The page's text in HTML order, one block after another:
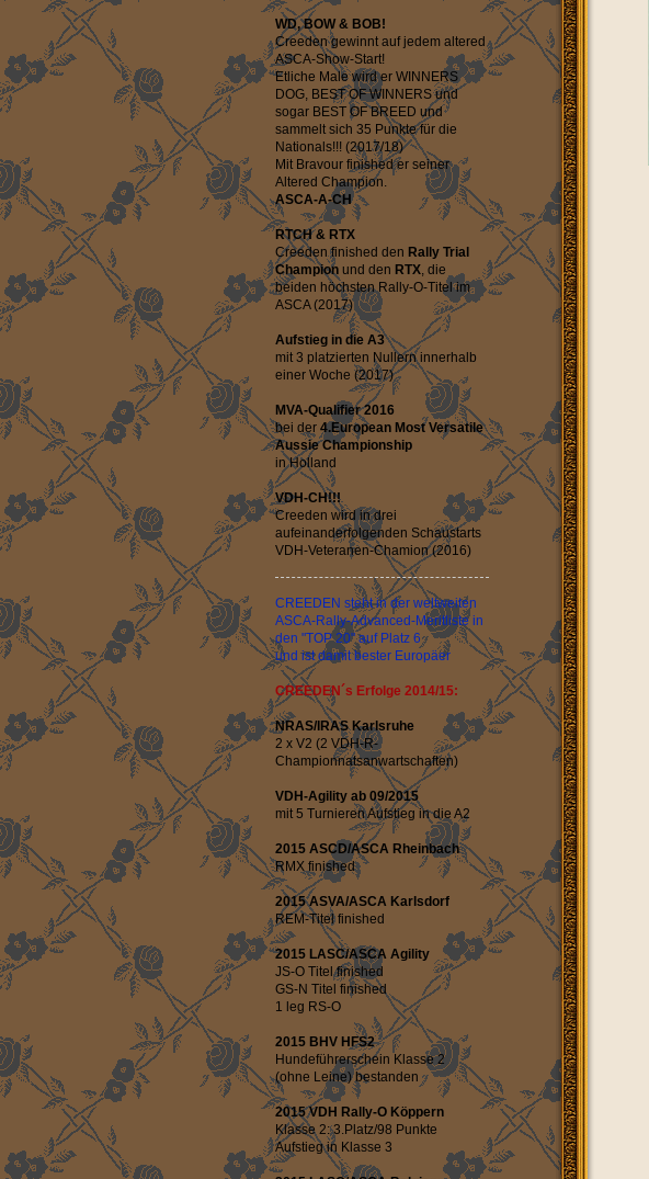
WD, BOW & BOB!
Creeden gewinnt auf jedem altered
ASCA-Show-Start!
Etliche Male wird er WINNERS
DOG, BEST OF WINNERS und
sogar BEST OF BREED und
sammelt sich 35 Punkte für die
Nationals!!! (2017/18)
Mit Bravour finished er seiner
Altered Champion.
ASCA-A-CH
RTCH & RTX
Creeden finished den Rally Trial
Champion und den RTX, die
beiden höchsten Rally-O-Titel im
ASCA (2017)
Aufstieg in die A3
mit 3 platzierten Nullern innerhalb
einer Woche (2017)
MVA-Qualifier 2016
bei der 4.European Most Versatile
Aussie Championship
in Holland
VDH-CH!!!
Creeden wird in drei
aufeinanderfolgenden Schaustarts
VDH-Veteranen-Chamion (2016)
CREEDEN steht in der weltweiten
ASCA-Rally-Advanced-Meritliste in
den "TOP 20" auf Platz 6
und ist damit bester Europäer
CREEDEN´s Erfolge 2014/15:
NRAS/IRAS Karlsruhe
2 x V2 (2 VDH-R-
Championnatsanwartschaften)
VDH-Agility ab 09/2015
mit 5 Turnieren Aufstieg in die A2
2015 ASCD/ASCA Rheinbach
RMX finished
2015 ASVA/ASCA Karlsdorf
REM-Titel finished
2015 LASC/ASCA Agility
JS-O Titel finished
GS-N Titel finished
1 leg RS-O
2015 BHV HFS2
Hundeführerschein Klasse 2
(ohne Leine) bestanden
2015 VDH Rally-O Köppern
Klasse 2: 3.Platz/98 Punkte
Aufstieg in Klasse 3